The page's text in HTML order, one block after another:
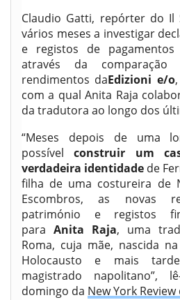
Claudio Gatti, repórter do Il
vários meses a investigar
e registos de
através da
rendimentos daEdizioni e/o
com a qual Anita Raja
da tradutora ao longo dos
“Meses depois de uma
possívelconstruir um
verdadeira identidade de
filha de uma costureira de
Escombros, as novas
património e registos
para Anita Raja, uma
Roma, cuja mãe, nascida
Holocausto e mais
magistrado napolitano”,
domingo da New York